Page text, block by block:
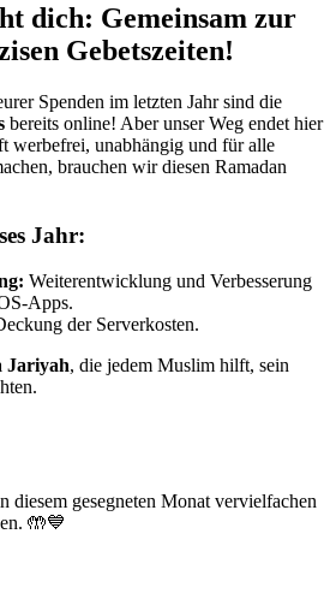
dich: Gemeinsam zur
Gebetszeiten!
Spenden im letzten Jahr sind die
bereits online! Aber unser Weg endet hier
werbefrei, unabhängig und für alle
brauchen wir diesen Ramadan
Jahr:
Weiterentwicklung und Verbesserung
Apps.
der Serverkosten.
Jariyah, die jedem Muslim hilft, sein
diesem gesegneten Monat vervielfachen
🤲💙